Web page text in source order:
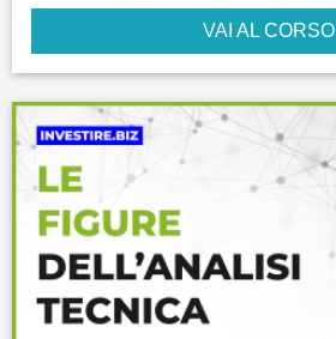
VAI AL CORSO